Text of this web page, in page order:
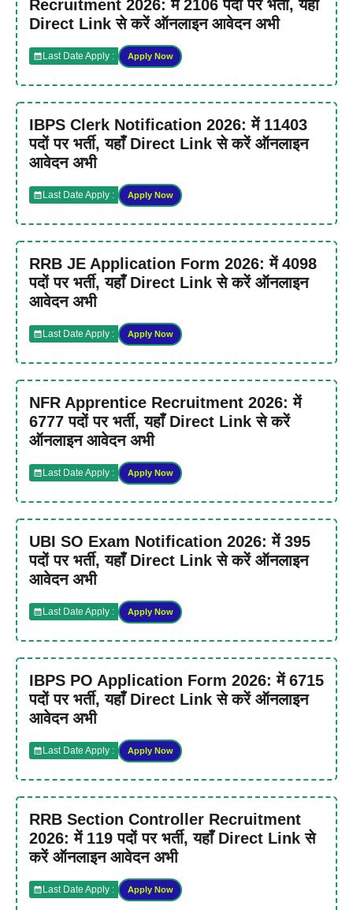
Recruitment 2026: में 2106 पदों पर भर्ती, यहाँ
Direct Link से करें ऑनलाइन आवेदन अभी
Last Date Apply : Apply Now
IBPS Clerk Notification 2026: में 11403
पदों पर भर्ती, यहाँ Direct Link से करें ऑनलाइन
आवेदन अभी
Last Date Apply : Apply Now
RRB JE Application Form 2026: में 4098
पदों पर भर्ती, यहाँ Direct Link से करें ऑनलाइन
आवेदन अभी
Last Date Apply : Apply Now
NFR Apprentice Recruitment 2026: में
6777 पदों पर भर्ती, यहाँ Direct Link से करें
ऑनलाइन आवेदन अभी
Last Date Apply : Apply Now
UBI SO Exam Notification 2026: में 395
पदों पर भर्ती, यहाँ Direct Link से करें ऑनलाइन
आवेदन अभी
Last Date Apply : Apply Now
IBPS PO Application Form 2026: में 6715
पदों पर भर्ती, यहाँ Direct Link से करें ऑनलाइन
आवेदन अभी
Last Date Apply : Apply Now
RRB Section Controller Recruitment
2026: में 119 पदों पर भर्ती, यहाँ Direct Link से
करें ऑनलाइन आवेदन अभी
Last Date Apply : Apply Now